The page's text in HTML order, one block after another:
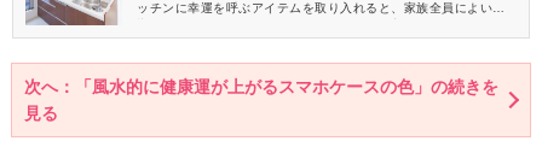
ッチンに幸運を呼ぶアイテムを取り入れると、家族全員によい影
ンの幸運アイテムを5つご紹介します。
次へ：「風水的に健康運が上がるスマホケースの色」の続きを
見る